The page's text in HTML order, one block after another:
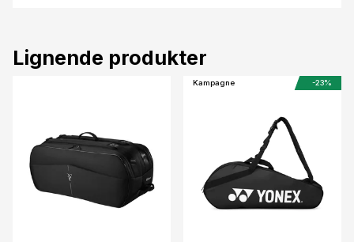
Lignende produkter
Kampagne -23%